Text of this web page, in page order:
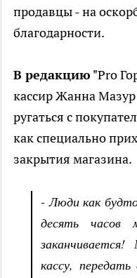
продавцы - на
благодарности.
В редакцию "Pro
кассир Жанна Мазур
ругаться с
как специально
закрытия магазина.
- Люди как
десять часов
кассу,